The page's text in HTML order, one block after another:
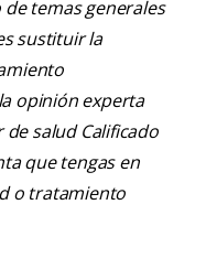
temas generales
sustituir la
opinión experta
salud Calificado
que tengas en
o tratamiento